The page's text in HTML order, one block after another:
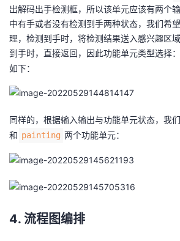
出解码出手检测框，所以该单元应该有两个
中有手或者没有检测到手两种状态，我们希
理，检测到手时，将检测结果送入感兴趣区
到手时，直接返回，因此功能单元类型选择：
如下：
同样的，根据输入输出与功能单元状态，我
和 painting 两个功能单元：
4. 流程图编排